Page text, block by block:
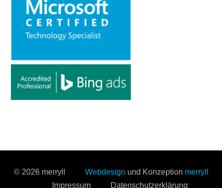
© 2026 merryll Webdesign und Konzeption merryll
Impressum
Datenschutzerklärung